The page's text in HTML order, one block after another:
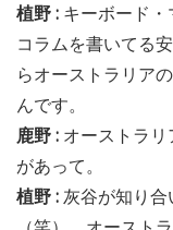
植野 : キーボード
コラムを書いてる
らオーストラリア
んです。
鹿野 : オーストラ
があって。
植野 : 灰谷が知り